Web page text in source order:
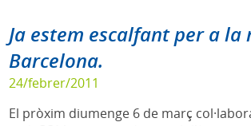
Ja estem escalfant per a la
Barcelona.
24/febrer/2011
El pròxim diumenge 6 de març